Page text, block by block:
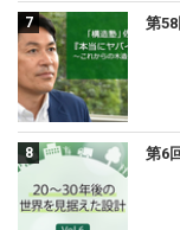
第
第6